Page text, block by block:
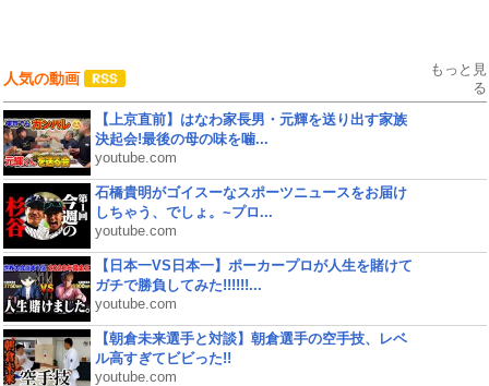
人気の動画
もっと見
る
【上京直前】はなわ家長男・元輝を送り出す家族
決起会!最後の母の味を噛...
youtube.com
石橋貴明がゴイスーなスポーツニュースをお届け
しちゃう、でしょ。~プロ...
youtube.com
【日本一VS日本一】ポーカープロが人生を賭けて
ガチで勝負してみた!!!!!!...
youtube.com
【朝倉未来選手と対談】朝倉選手の空手技、レベ
ル高すぎてビビった!!
youtube.com